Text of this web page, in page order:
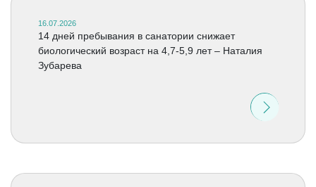
16.07.2026
14 дней пребывания в санатории снижает
биологический возраст на 4,7-5,9 лет – Наталия
Зубарева